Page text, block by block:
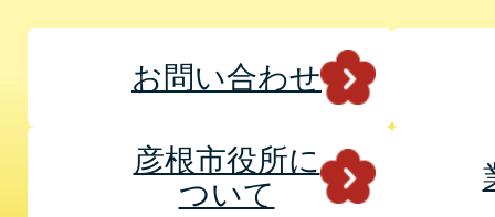
お問い合わせ
彦根市役所に
ついて